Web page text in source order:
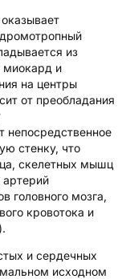
из
миокард и
на центры
от преобладания
непосредственное
стенку, что
скелетных мышц
артерий
головного мозга,
кровотока и
и сердечных
исходном